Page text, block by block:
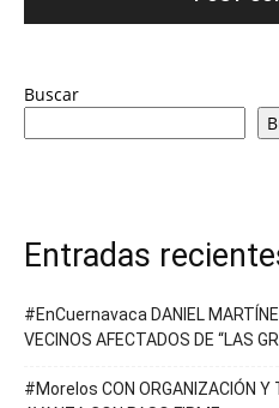
Buscar
Entradas
#EnCuernavaca DANIEL
VECINOS AFECTADOS DE “LAS
#Morelos CON ORGANIZACIÓN Y